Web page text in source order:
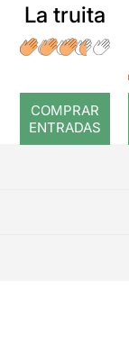
La truita
COMPRAR
ENTRADAS